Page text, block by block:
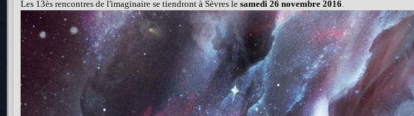
Les 13ès rencontres de l'imaginaire se tiendront à Sèvres le samedi 26 novembre 2016.